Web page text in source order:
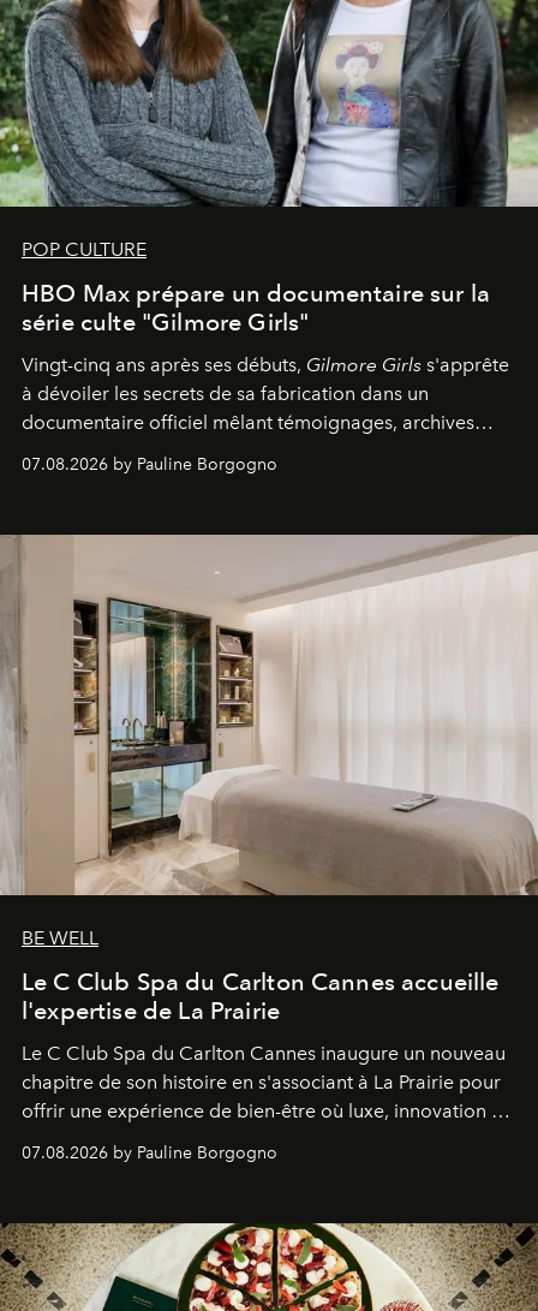
POP CULTURE
HBO Max prépare un documentaire sur la
série culte "Gilmore Girls"
Vingt-cinq ans après ses débuts, Gilmore Girls s'apprête
à dévoiler les secrets de sa fabrication dans un
documentaire officiel mêlant témoignages, archives
générationnel.
07.08.2026 by Pauline Borgogno
BE WELL
Le C Club Spa du Carlton Cannes accueille
l'expertise de La Prairie
Le C Club Spa du Carlton Cannes inaugure un nouveau
chapitre de son histoire en s'associant à La Prairie pour
offrir une expérience de bien-être où luxe, innovation et
07.08.2026 by Pauline Borgogno